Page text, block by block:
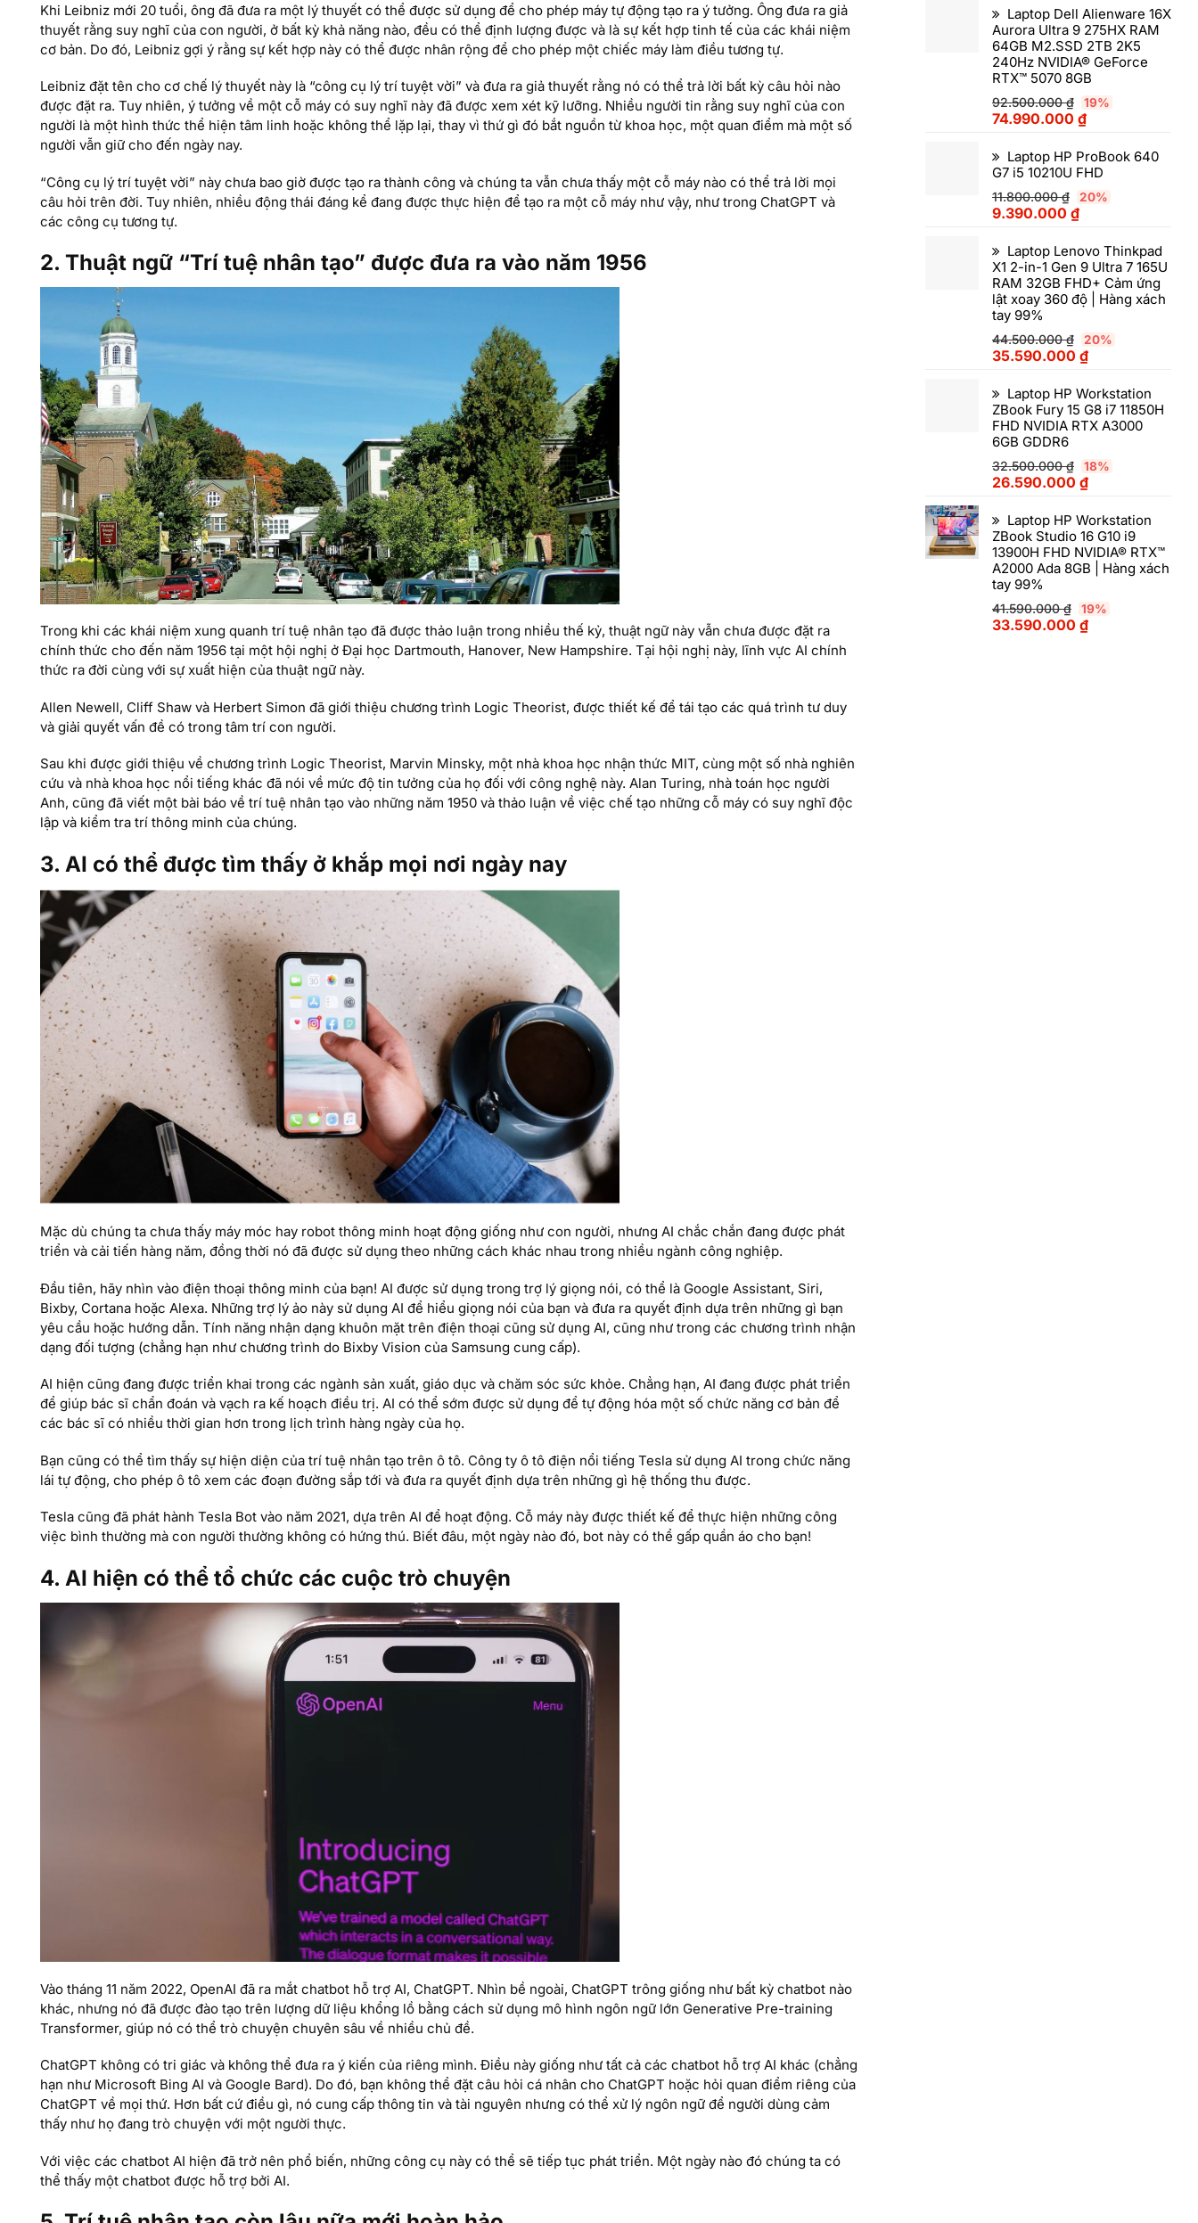
Khi Leibniz mới 20 tuổi, ông đã đưa ra một lý thuyết có thể được sử dụng để cho phép máy tự động tạo ra ý tưởng. Ông đưa ra giả
thuyết rằng suy nghĩ của con người, ở bất kỳ khả năng nào, đều có thể định lượng được và là sự kết hợp tinh tế của các khái niệm
cơ bản. Do đó, Leibniz gợi ý rằng sự kết hợp này có thể được nhân rộng để cho phép một chiếc máy làm điều tương tự.
Leibniz đặt tên cho cơ chế lý thuyết này là “công cụ lý trí tuyệt vời” và đưa ra giả thuyết rằng nó có thể trả lời bất kỳ câu hỏi nào
được đặt ra. Tuy nhiên, ý tưởng về một cỗ máy có suy nghĩ này đã được xem xét kỹ lưỡng. Nhiều người tin rằng suy nghĩ của con
người là một hình thức thể hiện tâm linh hoặc không thể lặp lại, thay vì thứ gì đó bắt nguồn từ khoa học, một quan điểm mà một số
người vẫn giữ cho đến ngày nay.
“Công cụ lý trí tuyệt vời” này chưa bao giờ được tạo ra thành công và chúng ta vẫn chưa thấy một cỗ máy nào có thể trả lời mọi
câu hỏi trên đời. Tuy nhiên, nhiều động thái đáng kể đang được thực hiện để tạo ra một cỗ máy như vậy, như trong ChatGPT và
các công cụ tương tự.
2. Thuật ngữ “Trí tuệ nhân tạo” được đưa ra vào năm 1956
Trong khi các khái niệm xung quanh trí tuệ nhân tạo đã được thảo luận trong nhiều thế kỷ, thuật ngữ này vẫn chưa được đặt ra
chính thức cho đến năm 1956 tại một hội nghị ở Đại học Dartmouth, Hanover, New Hampshire. Tại hội nghị này, lĩnh vực AI chính
thức ra đời cùng với sự xuất hiện của thuật ngữ này.
Allen Newell, Cliff Shaw và Herbert Simon đã giới thiệu chương trình Logic Theorist, được thiết kế để tái tạo các quá trình tư duy
và giải quyết vấn đề có trong tâm trí con người.
Sau khi được giới thiệu về chương trình Logic Theorist, Marvin Minsky, một nhà khoa học nhận thức MIT, cùng một số nhà nghiên
cứu và nhà khoa học nổi tiếng khác đã nói về mức độ tin tưởng của họ đối với công nghệ này. Alan Turing, nhà toán học người
Anh, cũng đã viết một bài báo về trí tuệ nhân tạo vào những năm 1950 và thảo luận về việc chế tạo những cỗ máy có suy nghĩ độc
lập và kiểm tra trí thông minh của chúng.
3. AI có thể được tìm thấy ở khắp mọi nơi ngày nay
Mặc dù chúng ta chưa thấy máy móc hay robot thông minh hoạt động giống như con người, nhưng AI chắc chắn đang được phát
triển và cải tiến hàng năm, đồng thời nó đã được sử dụng theo những cách khác nhau trong nhiều ngành công nghiệp.
Đầu tiên, hãy nhìn vào điện thoại thông minh của bạn! AI được sử dụng trong trợ lý giọng nói, có thể là Google Assistant, Siri,
Bixby, Cortana hoặc Alexa. Những trợ lý ảo này sử dụng AI để hiểu giọng nói của bạn và đưa ra quyết định dựa trên những gì bạn
yêu cầu hoặc hướng dẫn. Tính năng nhận dạng khuôn mặt trên điện thoại cũng sử dụng AI, cũng như trong các chương trình nhận
dạng đối tượng (chẳng hạn như chương trình do Bixby Vision của Samsung cung cấp).
AI hiện cũng đang được triển khai trong các ngành sản xuất, giáo dục và chăm sóc sức khỏe. Chẳng hạn, AI đang được phát triển
để giúp bác sĩ chẩn đoán và vạch ra kế hoạch điều trị. AI có thể sớm được sử dụng để tự động hóa một số chức năng cơ bản để
các bác sĩ có nhiều thời gian hơn trong lịch trình hàng ngày của họ.
Bạn cũng có thể tìm thấy sự hiện diện của trí tuệ nhân tạo trên ô tô. Công ty ô tô điện nổi tiếng Tesla sử dụng AI trong chức năng
lái tự động, cho phép ô tô xem các đoạn đường sắp tới và đưa ra quyết định dựa trên những gì hệ thống thu được.
Tesla cũng đã phát hành Tesla Bot vào năm 2021, dựa trên AI để hoạt động. Cỗ máy này được thiết kế để thực hiện những công
việc bình thường mà con người thường không có hứng thú. Biết đâu, một ngày nào đó, bot này có thể gấp quần áo cho bạn!
4. AI hiện có thể tổ chức các cuộc trò chuyện
Vào tháng 11 năm 2022, OpenAI đã ra mắt chatbot hỗ trợ AI, ChatGPT. Nhìn bề ngoài, ChatGPT trông giống như bất kỳ chatbot nào
khác, nhưng nó đã được đào tạo trên lượng dữ liệu khổng lồ bằng cách sử dụng mô hình ngôn ngữ lớn Generative Pre-training
Transformer, giúp nó có thể trò chuyện chuyên sâu về nhiều chủ đề.
ChatGPT không có tri giác và không thể đưa ra ý kiến của riêng mình. Điều này giống như tất cả các chatbot hỗ trợ AI khác (chẳng
hạn như Microsoft Bing AI và Google Bard). Do đó, bạn không thể đặt câu hỏi cá nhân cho ChatGPT hoặc hỏi quan điểm riêng của
ChatGPT về mọi thứ. Hơn bất cứ điều gì, nó cung cấp thông tin và tài nguyên nhưng có thể xử lý ngôn ngữ để người dùng cảm
thấy như họ đang trò chuyện với một người thực.
Với việc các chatbot AI hiện đã trở nên phổ biến, những công cụ này có thể sẽ tiếp tục phát triển. Một ngày nào đó chúng ta có
thể thấy một chatbot được hỗ trợ bởi AI.
Laptop Dell Alienware 16X
Aurora Ultra 9 275HX RAM
64GB M2.SSD 2TB 2K5
240Hz NVIDIA® GeForce
RTX™ 5070 8GB
92.500.000₫ 19%
74.990.000 ₫
Laptop HP ProBook 640
G7 i5 10210U FHD
11.800.000₫ 20%
9.390.000 ₫
Laptop Lenovo Thinkpad
X1 2-in-1 Gen 9 Ultra 7 165U
RAM 32GB FHD+ Cảm ứng
lật xoay 360 độ | Hàng xách
tay 99%
44.500.000₫ 20%
35.590.000 ₫
Laptop HP Workstation
ZBook Fury 15 G8 i7 11850H
FHD NVIDIA RTX A3000
6GB GDDR6
32.500.000₫ 18%
26.590.000 ₫
Laptop HP Workstation
ZBook Studio 16 G10 i9
13900H FHD NVIDIA® RTX™
A2000 Ada 8GB | Hàng xách
tay 99%
41.590.000₫ 19%
33.590.000 ₫